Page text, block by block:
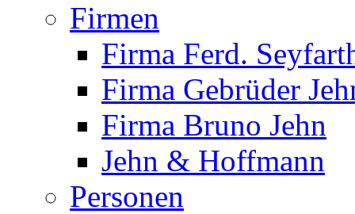
Firmen
Firma Ferd.
Firma Gebrüder
Firma Bruno Jehn
Jehn & Hoffmann
Personen